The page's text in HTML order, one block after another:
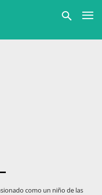
como un niño de las